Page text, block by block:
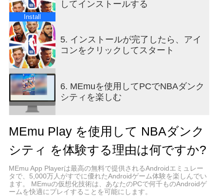
操作でスター選手の名シーンを再現できます！
【30現役チームから、スターラインナップを育
成】
ゴールデンステート・ウォリアーズ、ニューヨー
ク・ニックス、ロサンゼルス・レイカーズなど、
有名なNBAチームが勢ぞろい。ヤニス・アデトク
ンボ、ニコラ・ヨキッチ、ジョエル・エンビード
など多数のNBA選手から自由に選択可能。彼らの
才能とステータスを成長させ、最強のメガスター
選手を育てましょう。
【気軽に楽しめる、ストリートバスケバトル】
夢のチームを編成し、戦術設定と手動操作を自由
に切り替え可能。短いスキルCDで操作ストレスな
し、ワンタップでスター選手の必殺技を発動可
能。リラックスした雰囲気の中で、フレンドと一
緒に最高の栄誉を目指しましょう。
Install
してインストールする
5. インストールが完了したら、アイ
コンをクリックしてスタート
6. MEmuを使用してPCでNBAダンク
シティを楽しむ
MEmu Play を使用して NBAダンク
シティ を体験する理由は何ですか?
MEmu App Playerは最高の無料で提供されるAndroidエミュレー
タで、5,000万人がすでに優れたAndroidゲーム体験を楽しんでい
ます。 MEmuの仮想化技術は、あなたのPCで何千ものAndroidゲ
ームを快適にプレイすることを可能にします。